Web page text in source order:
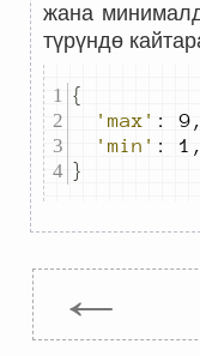
жана
түрүндө
{
'max' : 9 ,
'min' : 1 ,
}
←